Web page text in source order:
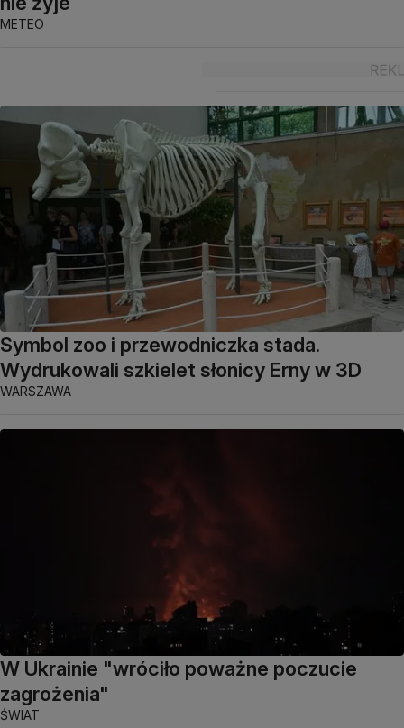
METEO
Symbol zoo i przewodniczka stada.
Wydrukowali szkielet słonicy Erny w 3D
WARSZAWA
W Ukrainie "wróciło poważne poczucie
zagrożenia"
ŚWIAT